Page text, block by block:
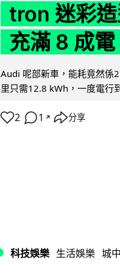
tron 迷彩
充滿 8 成電
Audi 呢部新車，能耗竟然係
里只需12.8 kWh，一度電行
2 1 ↗ 分享
科技娛樂 生活娛樂 城